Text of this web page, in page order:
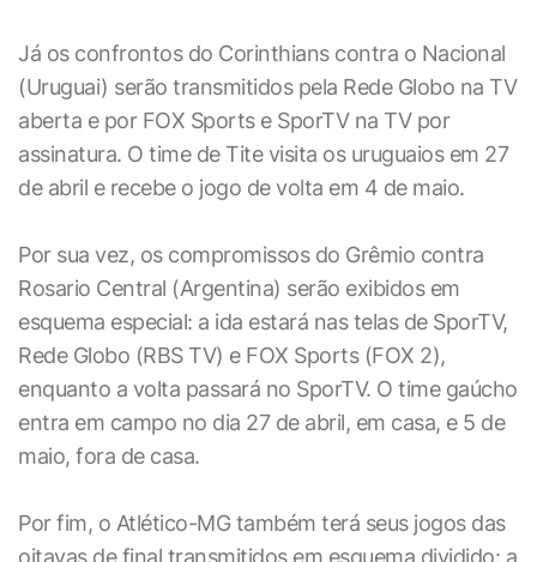
Já os confrontos do Corinthians contra o Nacional
(Uruguai) serão transmitidos pela Rede Globo na TV
aberta e por FOX Sports e SporTV na TV por
assinatura. O time de Tite visita os uruguaios em 27
de abril e recebe o jogo de volta em 4 de maio.
Por sua vez, os compromissos do Grêmio contra
Rosario Central (Argentina) serão exibidos em
esquema especial: a ida estará nas telas de SporTV,
Rede Globo (RBS TV) e FOX Sports (FOX 2),
enquanto a volta passará no SporTV. O time gaúcho
entra em campo no dia 27 de abril, em casa, e 5 de
maio, fora de casa.
Por fim, o Atlético-MG também terá seus jogos das
oitavas de final transmitidos em esquema dividido: a